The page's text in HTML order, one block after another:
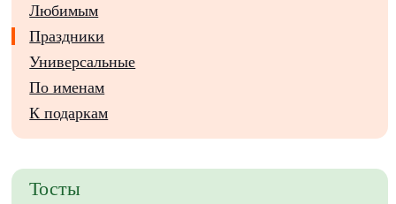
Любимым
Праздники
Универсальные
По именам
К подаркам
Тосты